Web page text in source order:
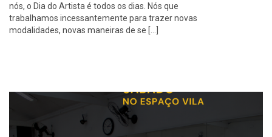
nós, o Dia do Artista é todos os dias. Nós que
trabalhamos incessantemente para trazer novas
modalidades, novas maneiras de se […]